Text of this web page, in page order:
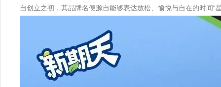
自创立之初，其品牌名便源自能够表达放松、愉悦与自在的时间“